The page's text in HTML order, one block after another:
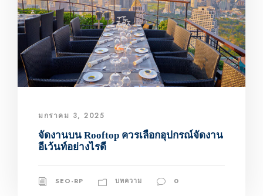
มกราคม 3, 2025
จัดงานบน Rooftop ควรเลือกอุปกรณ์จัดงาน
อีเว้นท์อย่างไรดี
SEO-RP บทความ 0